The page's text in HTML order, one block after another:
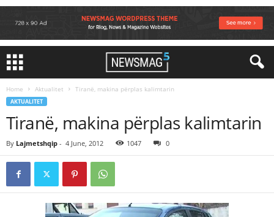
Home Aktualitet Tiranë, makina përplas kalimtarin
AKTUALITET
Tiranë, makina përplas kalimtarin
By Lajmetshqip - 4 June, 2012 1047 0